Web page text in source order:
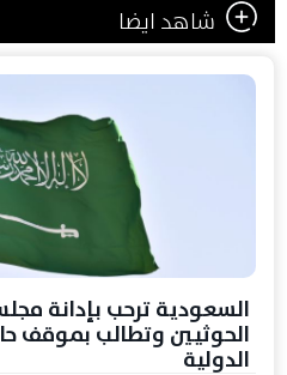
شاهد ايضا
السعودية ترحب بإدانة
الحوثيين وتطالب بموقف
الدولية